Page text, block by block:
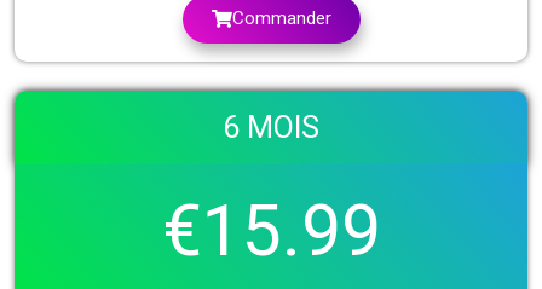
Commander
6 MOIS
€15.99